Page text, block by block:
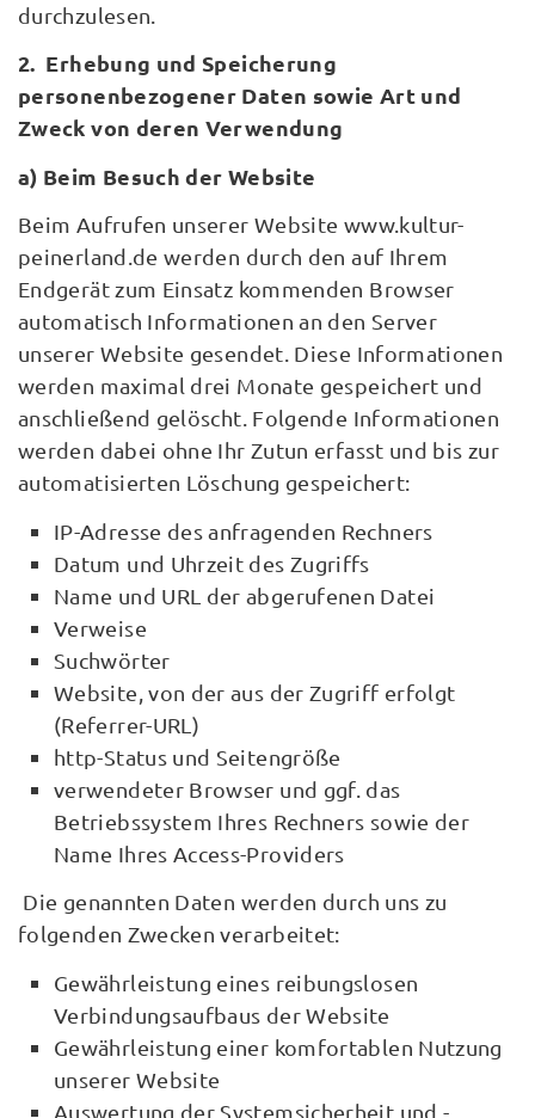
durchzulesen.
2. Erhebung und Speicherung
personenbezogener Daten sowie Art und
Zweck von deren Verwendung
a) Beim Besuch der Website
Beim Aufrufen unserer Website www.kultur-
peinerland.de werden durch den auf Ihrem
Endgerät zum Einsatz kommenden Browser
automatisch Informationen an den Server
unserer Website gesendet. Diese Informationen
werden maximal drei Monate gespeichert und
anschließend gelöscht. Folgende Informationen
werden dabei ohne Ihr Zutun erfasst und bis zur
automatisierten Löschung gespeichert:
IP-Adresse des anfragenden Rechners
Datum und Uhrzeit des Zugriffs
Name und URL der abgerufenen Datei
Verweise
Suchwörter
Website, von der aus der Zugriff erfolgt
(Referrer-URL)
http-Status und Seitengröße
verwendeter Browser und ggf. das
Betriebssystem Ihres Rechners sowie der
Name Ihres Access-Providers
Die genannten Daten werden durch uns zu
folgenden Zwecken verarbeitet:
Gewährleistung eines reibungslosen
Verbindungsaufbaus der Website
Gewährleistung einer komfortablen Nutzung
unserer Website
Auswertung der Systemsicherheit und -